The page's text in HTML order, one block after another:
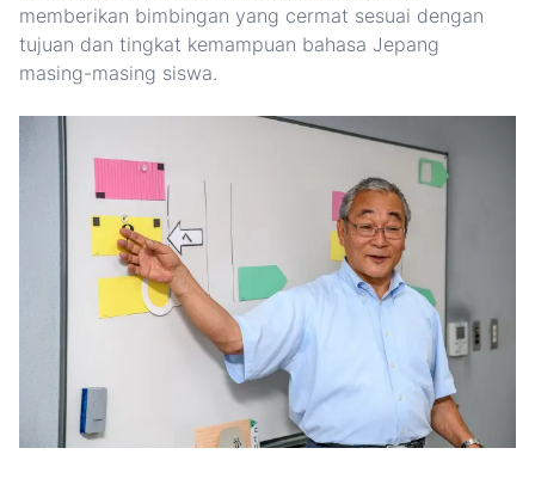
memberikan bimbingan yang cermat sesuai dengan
tujuan dan tingkat kemampuan bahasa Jepang
masing-masing siswa.